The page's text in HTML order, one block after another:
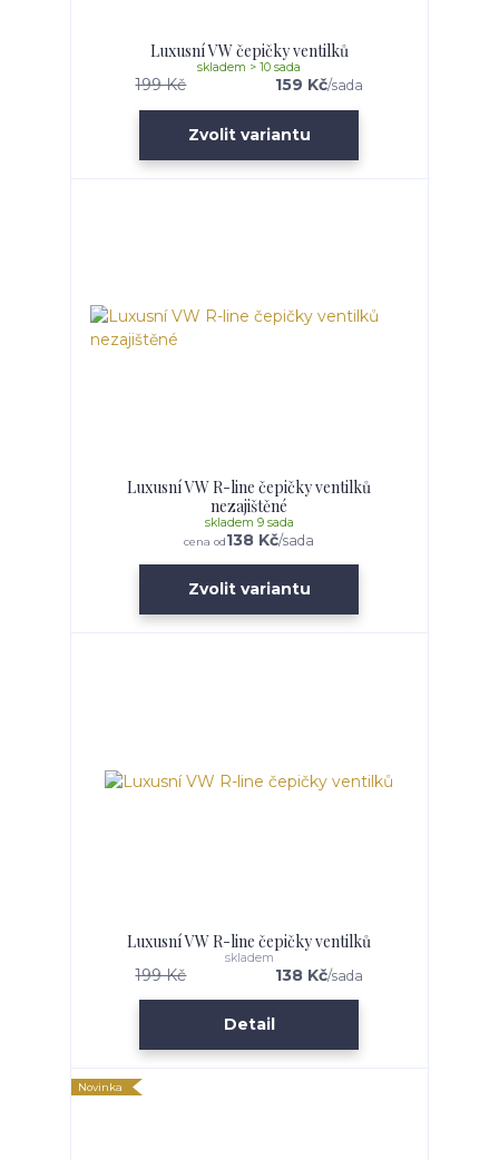
Luxusní VW čepičky ventilků
199 Kč 159 Kč/sada
skladem > 10 sada
Zvolit variantu
Luxusní VW R-line čepičky ventilků
nezajištěné
cena od138 Kč/sada
skladem 9 sada
Zvolit variantu
Luxusní VW R-line čepičky ventilků
199 Kč 138 Kč/sada
skladem
Detail
Novinka